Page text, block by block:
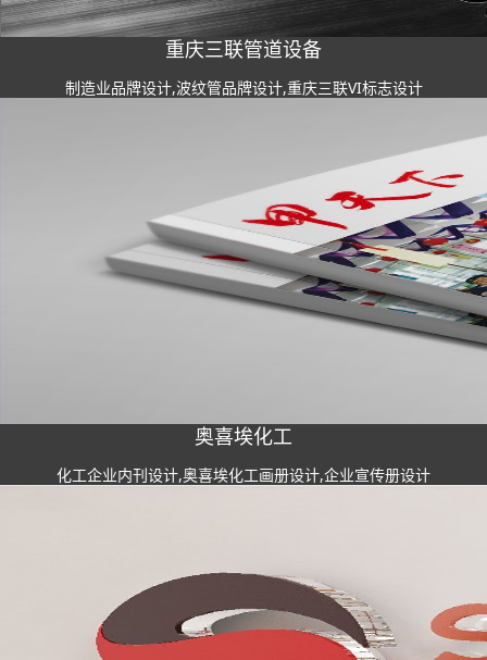
重庆三联管道设备
制造业品牌设计,波纹管品牌设计,重庆三联VI标志设计
奥喜埃化工
化工企业内刊设计,奥喜埃化工画册设计,企业宣传册设计